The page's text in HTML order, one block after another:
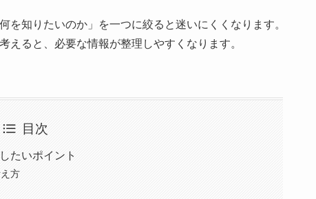
知りたいのか」を一つに絞ると迷いにくくなります。
えると、必要な情報が整理しやすくなります。
目次
たいポイント
方